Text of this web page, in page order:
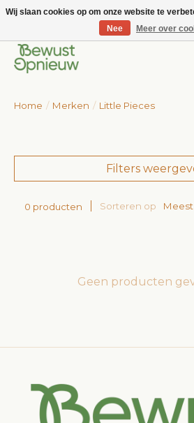
Wij bieden het grootste aanbod in betaalbare
Home / Merken / Little Pieces
Filters
0 producten Sorteren op
Geen producten
Wij slaan cookies op om onze website te
Nee
Meer over